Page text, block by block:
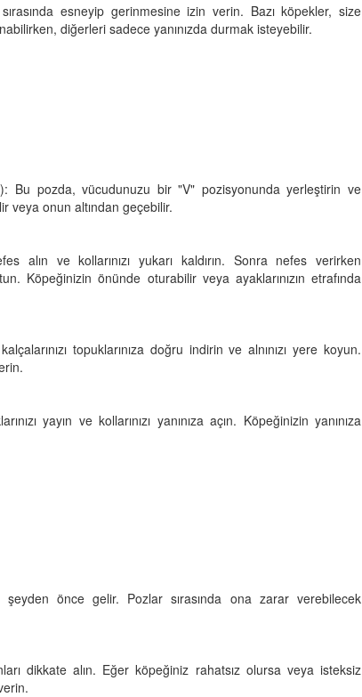
esneyip gerinmesine izin verin. Bazı köpekler, size
diğerleri sadece yanınızda durmak isteyebilir.
Bu pozda, vücudunuzu bir "V" pozisyonunda yerleştirin ve
veya onun altından geçebilir.
alın ve kollarınızı yukarı kaldırın. Sonra nefes verirken
Köpeğinizin önünde oturabilir veya ayaklarınızın etrafında
topuklarınıza doğru indirin ve alnınızı yere koyun.
yayın ve kollarınızı yanınıza açın. Köpeğinizin yanınıza
önce gelir. Pozlar sırasında ona zarar verebilecek
dikkate alın. Eğer köpeğiniz rahatsız olursa veya isteksiz